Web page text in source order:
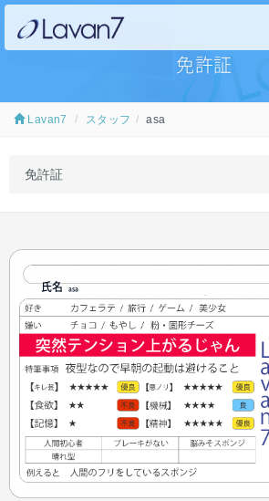
免許証
Lavan7 スタッフ asa
免許証
asa